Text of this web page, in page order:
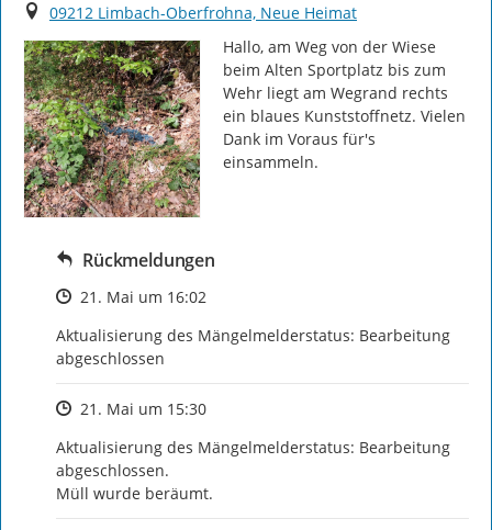
Ort
09212 Limbach-Oberfrohna, Neue Heimat
Hallo, am Weg von der Wiese
beim Alten Sportplatz bis zum
Wehr liegt am Wegrand rechts
ein blaues Kunststoffnetz. Vielen
Dank im Voraus für's
einsammeln.
Rückmeldungen
Zeitpunkt des Erstellens
21. Mai um 16:02
Aktualisierung des Mängelmelderstatus: Bearbeitung
abgeschlossen
Zeitpunkt des Erstellens
21. Mai um 15:30
Aktualisierung des Mängelmelderstatus: Bearbeitung
abgeschlossen.
Müll wurde beräumt.